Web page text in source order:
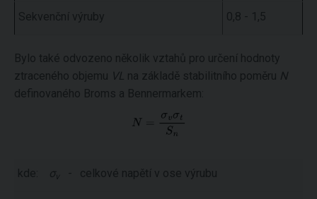
Sekvenční výruby 0,8 - 1,5
Bylo také odvozeno několik vztahů pro určení hodnoty
ztraceného objemu VL na základě stabilitního poměru N
definovaného Broms a Bennermarkem:
kde: σv - celkové napětí v ose výrubu